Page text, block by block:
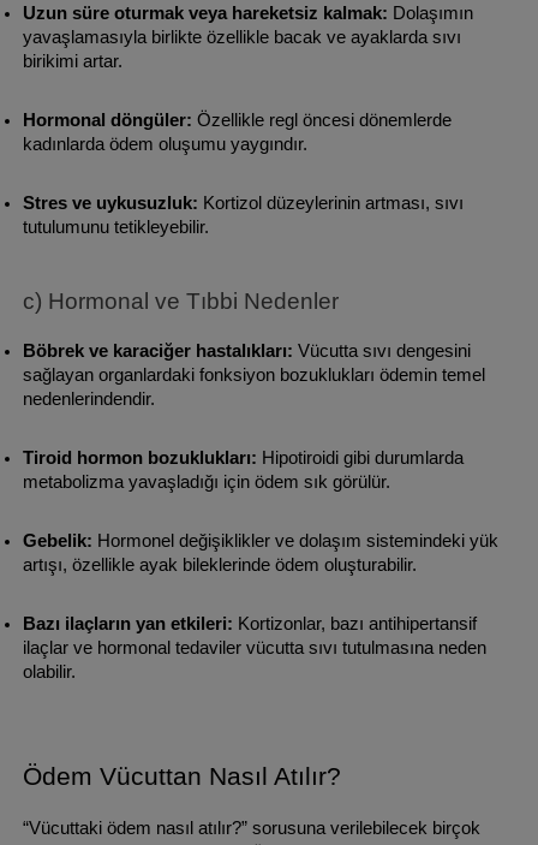
Uzun süre oturmak veya hareketsiz kalmak: Dolaşımın
yavaşlamasıyla birlikte özellikle bacak ve ayaklarda sıvı
birikimi artar.
Hormonal döngüler: Özellikle regl öncesi dönemlerde
kadınlarda ödem oluşumu yaygındır.
Stres ve uykusuzluk: Kortizol düzeylerinin artması, sıvı
tutulumunu tetikleyebilir.
c) Hormonal ve Tıbbi Nedenler
Böbrek ve karaciğer hastalıkları: Vücutta sıvı dengesini
sağlayan organlardaki fonksiyon bozuklukları ödemin temel
nedenlerindendir.
Tiroid hormon bozuklukları: Hipotiroidi gibi durumlarda
metabolizma yavaşladığı için ödem sık görülür.
Gebelik: Hormonel değişiklikler ve dolaşım sistemindeki yük
artışı, özellikle ayak bileklerinde ödem oluşturabilir.
Bazı ilaçların yan etkileri: Kortizonlar, bazı antihipertansif
ilaçlar ve hormonal tedaviler vücutta sıvı tutulmasına neden
olabilir.
Ödem Vücuttan Nasıl Atılır?
“Vücuttaki ödem nasıl atılır?” sorusuna verilebilecek birçok